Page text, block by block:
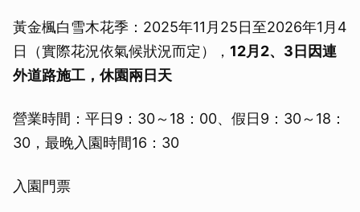
黃金楓白雪木花季：2025年11月25日至2026年1月4
日（實際花況依氣候狀況而定）， 12月2、3日因連
外道路施工，休園兩日天
營業時間：平日9：30～18：00、假日9：30～18：
30，最晚入園時間16：30
入園門票